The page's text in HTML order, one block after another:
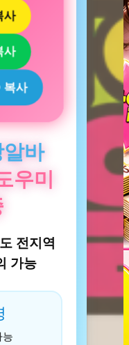
사
사
복사
바
우미
전지역
가능
능